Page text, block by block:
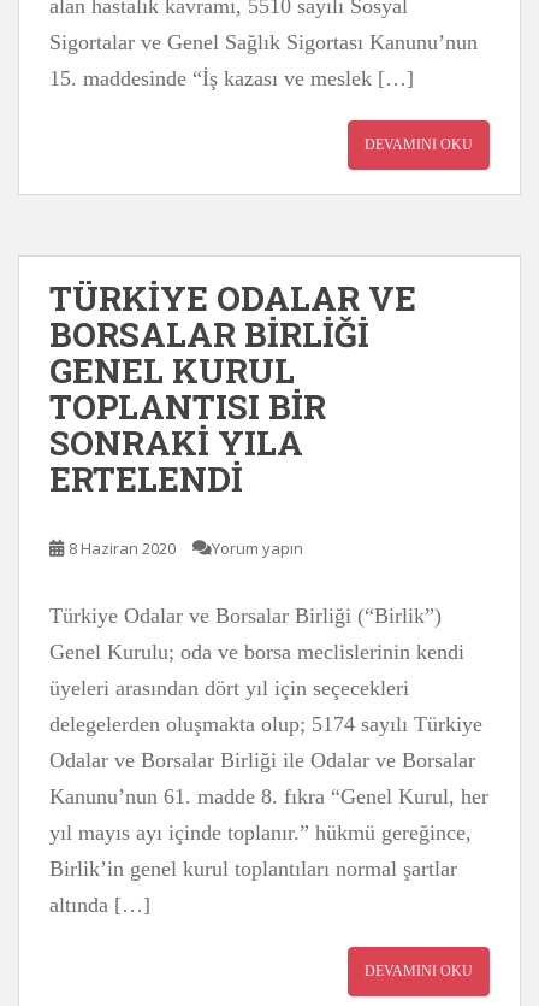
alan hastalık kavramı, 5510 sayılı Sosyal
Sigortalar ve Genel Sağlık Sigortası Kanunu’nun
15. maddesinde “İş kazası ve meslek […]
DEVAMINI OKU
TÜRKİYE ODALAR VE
BORSALAR BİRLİĞİ
GENEL KURUL
TOPLANTISI BİR
SONRAKİ YILA
ERTELENDİ
8 Haziran 2020 Yorum yapın
Türkiye Odalar ve Borsalar Birliği (“Birlik”)
Genel Kurulu; oda ve borsa meclislerinin kendi
üyeleri arasından dört yıl için seçecekleri
delegelerden oluşmakta olup; 5174 sayılı Türkiye
Odalar ve Borsalar Birliği ile Odalar ve Borsalar
Kanunu’nun 61. madde 8. fıkra “Genel Kurul, her
yıl mayıs ayı içinde toplanır.” hükmü gereğince,
Birlik’in genel kurul toplantıları normal şartlar
altında […]
DEVAMINI OKU